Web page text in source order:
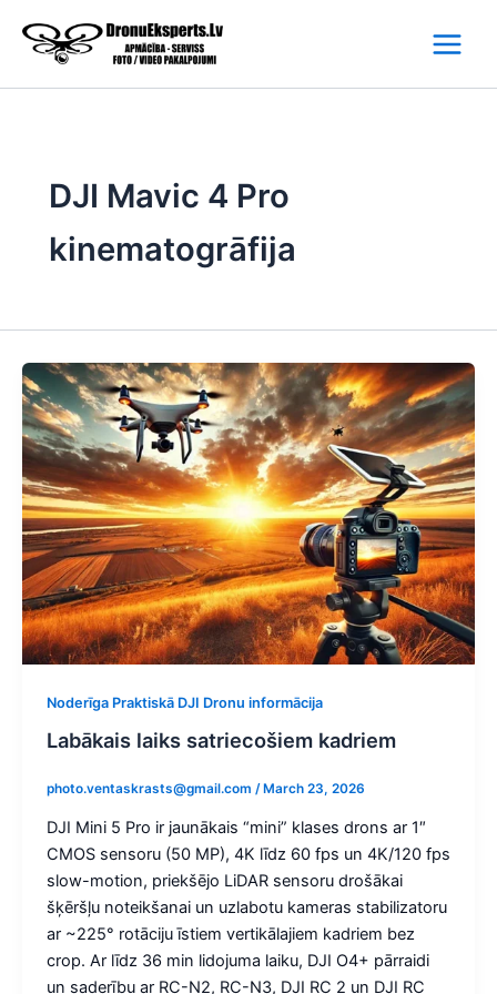
content
DJI Mavic 4 Pro
kinematogrāfija
Noderīga Praktiskā DJI Dronu informācija
Labākais laiks satriecošiem kadriem
photo.ventaskrasts@gmail.com / March 23, 2026
DJI Mini 5 Pro ir jaunākais “mini” klases drons ar 1″
CMOS sensoru (50 MP), 4K līdz 60 fps un 4K/120 fps
slow-motion, priekšējo LiDAR sensoru drošākai
šķēršļu noteikšanai un uzlabotu kameras stabilizatoru
ar ~225° rotāciju īstiem vertikālajiem kadriem bez
crop. Ar līdz 36 min lidojuma laiku, DJI O4+ pārraidi
un saderību ar RC-N2, RC-N3, DJI RC 2 un DJI RC